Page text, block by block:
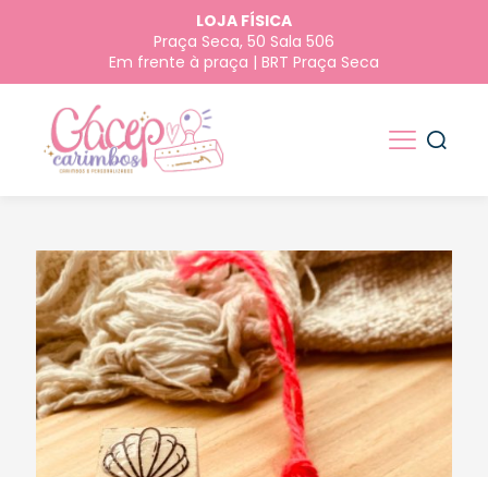
LOJA FÍSICA
Praça Seca, 50 Sala 506
Em frente à praça | BRT Praça Seca